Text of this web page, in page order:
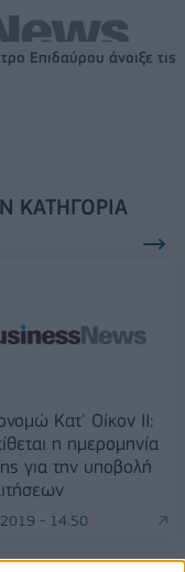
Επιδαύρου άνοιξε τις
ΚΑΤΗΓΟΡΊΑ
Κατ' Οίκον ΙΙ:
η ημερομηνία
για την υποβολή
- 14:50